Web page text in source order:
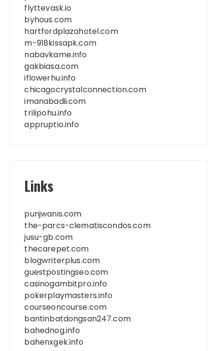
flyttevask.io
byhous.com
hartfordplazahotel.com
m-918kissapk.com
nabavkame.info
gakbiasa.com
iflowerhu.info
chicagocrystalconnection.com
imanabadii.com
trilipohu.info
appruptio.info
Links
punjwanis.com
the-parcs-clematiscondos.com
jusu-gb.com
thecarepet.com
blogwriterplus.com
guestpostingseo.com
casinogambitpro.info
pokerplaymasters.info
courseoncourse.com
bantinbatdongsan247.com
bahednog.info
bahenxgek.info